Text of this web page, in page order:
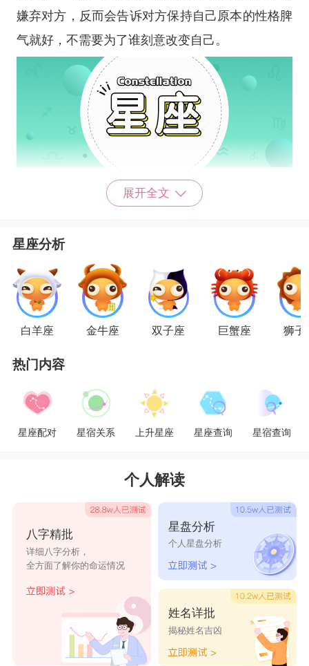
嫌弃对方，反而会告诉对方保持自己原本的性格脾
气就好，不需要为了谁刻意改变自己。
天蝎男是个很能够站在对方角度思考问题的
的前提下，也不会和对方争吵。所以当另一半生气
时，他们会耐心的哄着对方，当然也知道对方是真
的在为自己着想。
展开全文
星座分析
白羊座 金牛座 双子座 巨蟹座 狮子
热门内容
星座配对 星宿关系 上升星座 星座查询 星宿查询
个人解读
八字精批
详细八字分析，
全方面了解你的命运情况
星盘分析
个人星盘分析
姓名详批
揭秘姓名吉凶